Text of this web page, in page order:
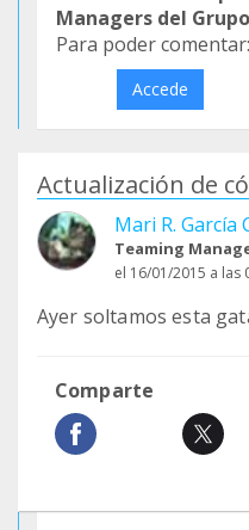
Managers del
Para poder comentar:
Accede
Actualización de
Mari R. García
Teaming
el 16/01/2015 a las
Ayer soltamos esta
Comparte